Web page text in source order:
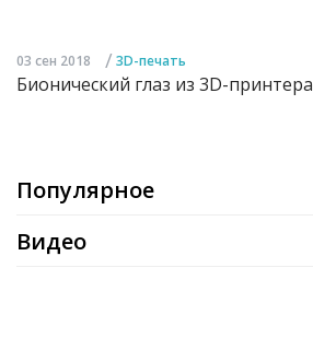
03 сен 2018 / 3D-печать
Бионический глаз из 3D-принтера
Популярное
Видео